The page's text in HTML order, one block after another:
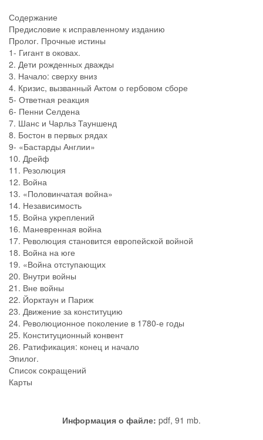
Содержание
Предисловие к исправленному изданию
Пролог. Прочные истины
1- Гигант в оковах.
2. Дети рожденных дважды
3. Начало: сверху вниз
4. Кризис, вызванный Актом о гербовом сборе
5- Ответная реакция
6- Пенни Селдена
7. Шанс и Чарльз Тауншенд
8. Бостон в первых рядах
9- «Бастарды Англии»
10. Дрейф
11. Резолюция
12. Война
13. «Половинчатая война»
14. Независимость
15. Война укреплений
16. Маневренная война
17. Революция становится европейской войной
18. Война на юге
19. «Война отступающих
20. Внутри войны
21. Вне войны
22. Йорктаун и Париж
23. Движение за конституцию
24. Революционное поколение в 1780-е годы
25. Конституционный конвент
26. Ратификация: конец и начало
Эпилог.
Список сокращений
Карты
Информация о файле: pdf, 91 mb.